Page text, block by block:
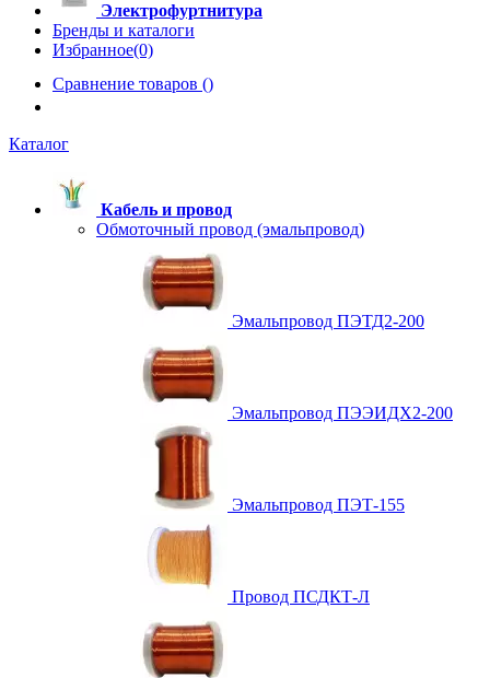
Электрофуртнитура
Бренды и каталоги
Избранное(0)
Сравнение товаров ()
Каталог
Кабель и провод
Обмоточный провод (эмальпровод)
Эмальпровод ПЭТД2-200
Эмальпровод ПЭЭИДХ2-200
Эмальпровод ПЭТ-155
Провод ПСДКТ-Л